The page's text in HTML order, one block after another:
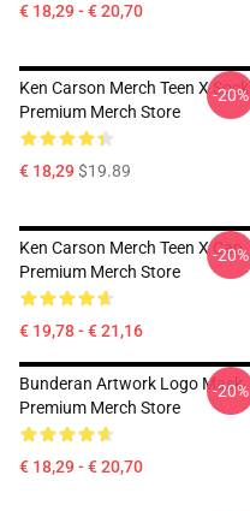
€ 18,29 - € 20,70
Ken Carson Merch Teen X Sock
Premium Merch Store
€ 18,29$19.89
-20%
Ken Carson Merch Teen X Cap
Premium Merch Store
€ 19,78 - € 21,16
-20%
Bunderan Artwork Logo Mask
Premium Merch Store
€ 18,29 - € 20,70
-20%